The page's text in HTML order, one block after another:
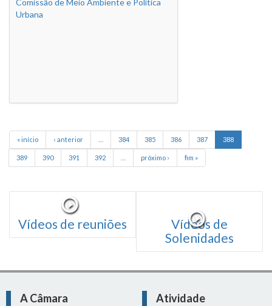
Comissão de Meio Ambiente e Política
Urbana
« início ‹ anterior 384 385 386 387 388
389 390 391 392 próximo › fim »
Vídeos de reuniões
Vídeos de
Solenidades
A Câmara
Atividade